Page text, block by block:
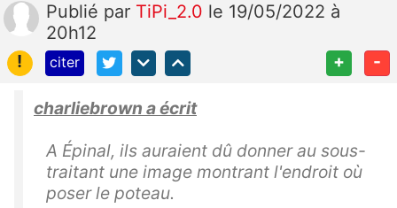
Publié par TiPi_2.0 le 19/05/2022 à
20h12
!
citer + -
charliebrown a écrit
A Épinal, ils auraient dû donner au sous-
traitant une image montrant l'endroit où
poser le poteau.